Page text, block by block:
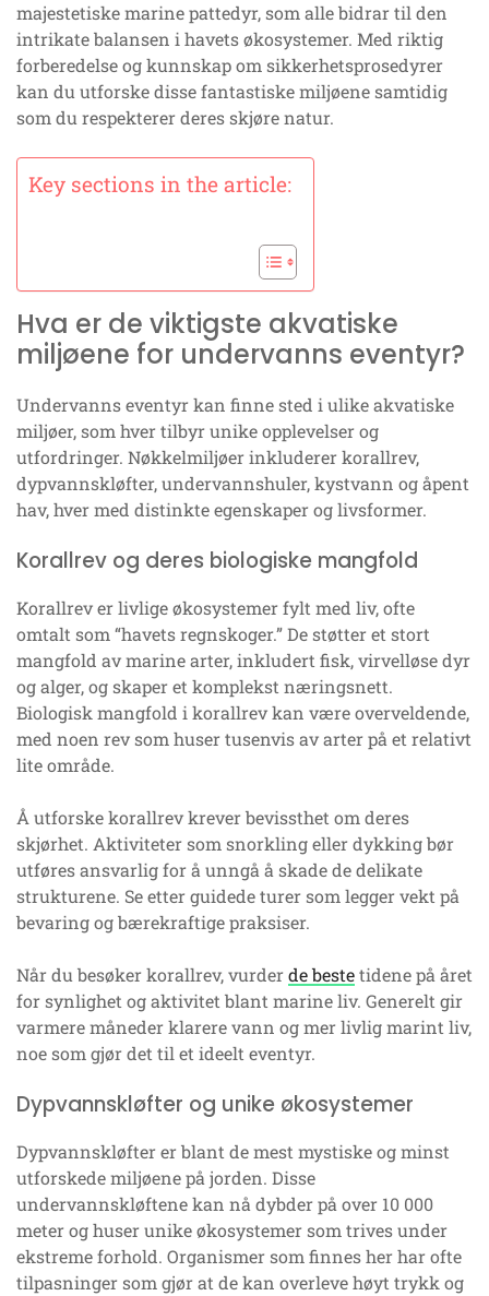
majestetiske marine pattedyr, som alle bidrar til den
intrikate balansen i havets økosystemer. Med riktig
forberedelse og kunnskap om sikkerhetsprosedyrer
kan du utforske disse fantastiske miljøene samtidig
som du respekterer deres skjøre natur.
Key sections in the article:
Hva er de viktigste akvatiske
miljøene for undervanns eventyr?
Undervanns eventyr kan finne sted i ulike akvatiske
miljøer, som hver tilbyr unike opplevelser og
utfordringer. Nøkkelmiljøer inkluderer korallrev,
dypvannskløfter, undervannshuler, kystvann og åpent
hav, hver med distinkte egenskaper og livsformer.
Korallrev og deres biologiske mangfold
Korallrev er livlige økosystemer fylt med liv, ofte
omtalt som “havets regnskoger.” De støtter et stort
mangfold av marine arter, inkludert fisk, virvelløse dyr
og alger, og skaper et komplekst næringsnett.
Biologisk mangfold i korallrev kan være overveldende,
med noen rev som huser tusenvis av arter på et relativt
lite område.
Å utforske korallrev krever bevissthet om deres
skjørhet. Aktiviteter som snorkling eller dykking bør
utføres ansvarlig for å unngå å skade de delikate
strukturene. Se etter guidede turer som legger vekt på
bevaring og bærekraftige praksiser.
Når du besøker korallrev, vurderde bestetidene på året
for synlighet og aktivitet blant marine liv. Generelt gir
varmere måneder klarere vann og mer livlig marint liv,
noe som gjør det til et ideelt eventyr.
Dypvannskløfter og unike økosystemer
Dypvannskløfter er blant de mest mystiske og minst
utforskede miljøene på jorden. Disse
undervannskløftene kan nå dybder på over 10 000
meter og huser unike økosystemer som trives under
ekstreme forhold. Organismer som finnes her har ofte
tilpasninger som gjør at de kan overleve høyt trykk og